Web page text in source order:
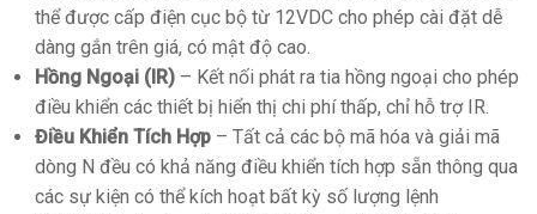
thể được cấp điện cục bộ từ 12VDC cho phép cài đặt dễ
dàng gắn trên giá, có mật độ cao.
Hồng Ngoại (IR) – Kết nối phát ra tia hồng ngoại cho phép
điều khiển các thiết bị hiển thị chi phí thấp, chỉ hỗ trợ IR.
Điều Khiển Tích Hợp – Tất cả các bộ mã hóa và giải mã
dòng N đều có khả năng điều khiển tích hợp sẵn thông qua
các sự kiện có thể kích hoạt bất kỳ số lượng lệnh